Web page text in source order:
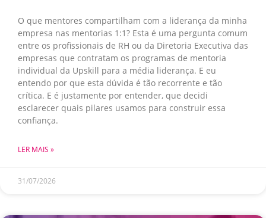
O que mentores compartilham com a liderança da minha
empresa nas mentorias 1:1? Esta é uma pergunta comum
entre os profissionais de RH ou da Diretoria Executiva das
empresas que contratam os programas de mentoria
individual da Upskill para a média liderança. E eu
entendo por que esta dúvida é tão recorrente e tão
crítica. E é justamente por entender, que decidi
esclarecer quais pilares usamos para construir essa
confiança.
LER MAIS »
31/07/2026